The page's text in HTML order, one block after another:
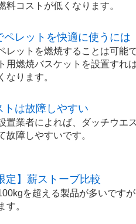
料コストが低くなります。
ペレットを快適に使うには
レットを燃焼することは可能
用燃焼バスケットを設置すれ
なります。
トは故障しやすい
置業者によれば、ダッチウエ
故障しやすいです。
定】薪ストーブ比較
を超える製品が多いです
す。